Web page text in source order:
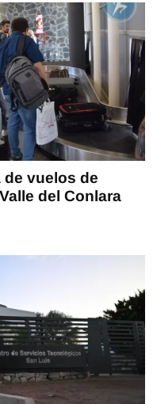
vuelos de
del Conlara